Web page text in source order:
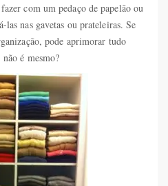
com um pedaço de papelão ou
las nas gavetas ou prateleiras. Se
pode aprimorar tudo
é mesmo?